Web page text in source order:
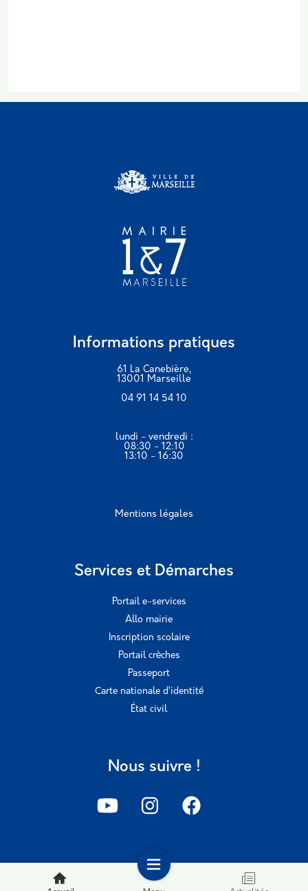
Informations pratiques
61 La Canebière,
13001 Marseille
04 91 14 54 10
lundi - vendredi :
08:30 - 12:10
13:10 - 16:30
Mentions légales
Services et Démarches
Portail e-services
Allo mairie
Inscription scolaire
Portail crèches
Passeport
Carte nationale d’identité
État civil
Nous suivre !